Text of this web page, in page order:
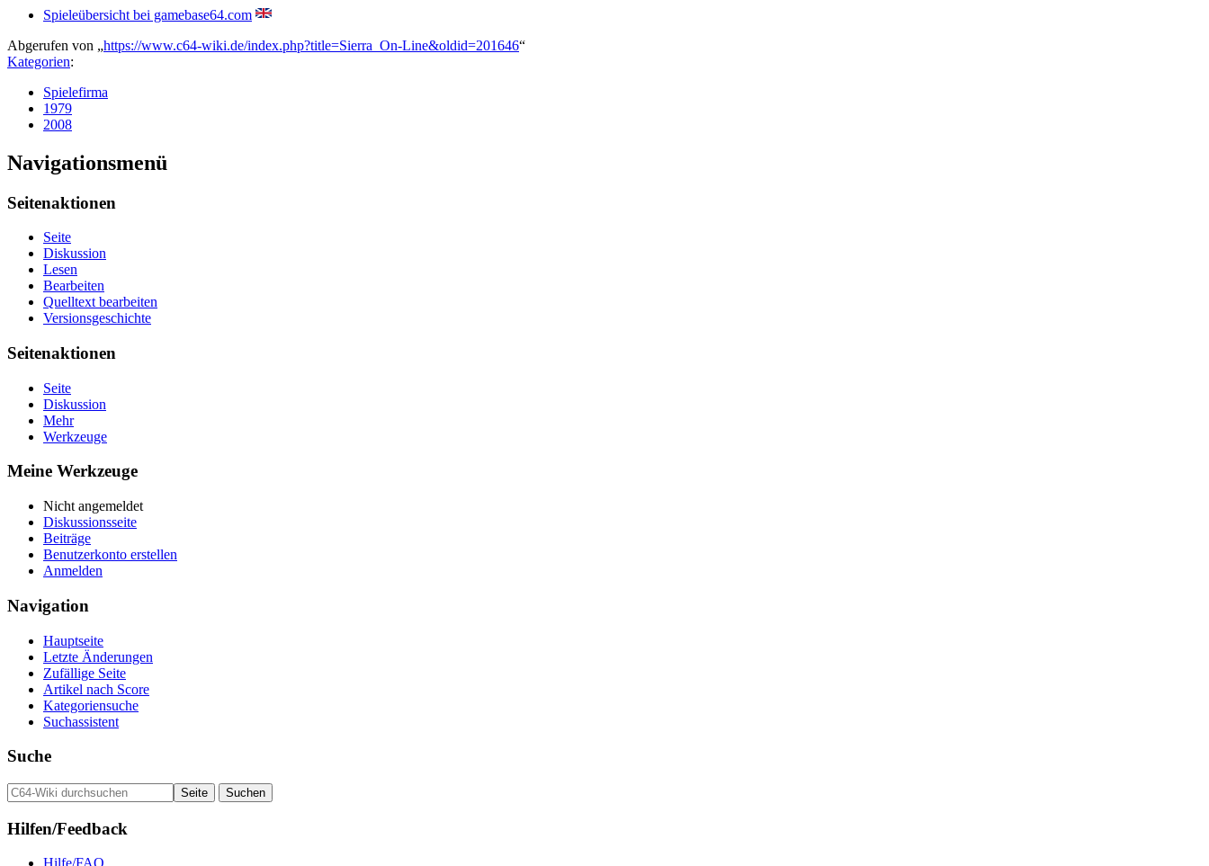
Spieleübersicht bei gamebase64.com
Abgerufen von „https://www.c64-wiki.de/index.php?title=Sierra_On-Line&oldid=201646“
Kategorien:
Spielefirma
1979
2008
Navigationsmenü
Seitenaktionen
Seite
Diskussion
Lesen
Bearbeiten
Quelltext bearbeiten
Versionsgeschichte
Seitenaktionen
Seite
Diskussion
Mehr
Werkzeuge
Meine Werkzeuge
Nicht angemeldet
Diskussionsseite
Beiträge
Benutzerkonto erstellen
Anmelden
Navigation
Hauptseite
Letzte Änderungen
Zufällige Seite
Artikel nach Score
Kategoriensuche
Suchassistent
Suche
Hilfen/Feedback